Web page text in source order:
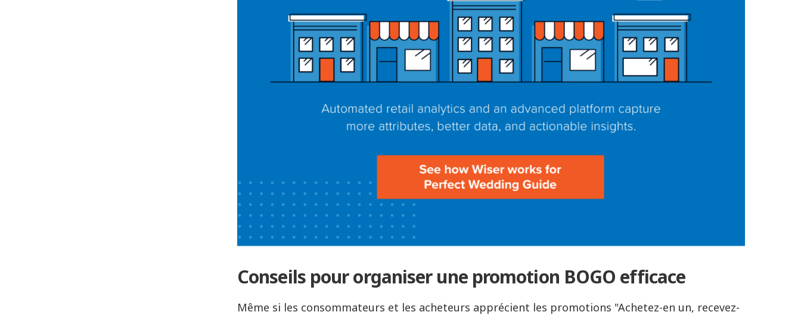
Conseils pour organiser une promotion BOGO efficace
Même si les consommateurs et les acheteurs apprécient les promotions "Achetez-en un, recevez-